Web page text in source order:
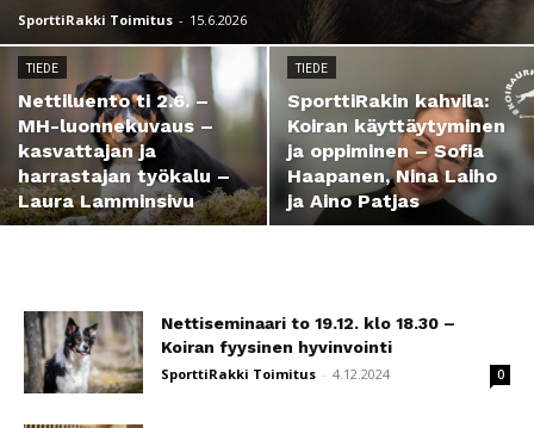
SporttiRakki Toimitus - 15.6.2026
TIEDE
Nettiluento ti 2.6. –
MH-luonnekuvaus –
kasvattajan ja
harrastajan työkalu –
Laura Lamminsivu
TIEDE
SporttiRakin kahvila:
Koiran käyttäytyminen
ja oppiminen – Sofia
Haapanen, Nina Laiho
ja Aino Patjas
Nettiseminaari to 19.12. klo 18.30 –
Koiran fyysinen hyvinvointi
SporttiRakki Toimitus - 4.12.2024 0